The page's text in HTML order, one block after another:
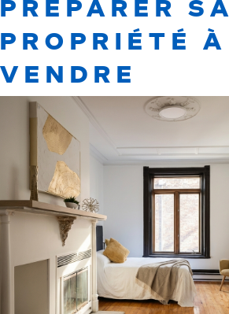
PRÉPARER SA
PROPRIÉTÉ À
VENDRE